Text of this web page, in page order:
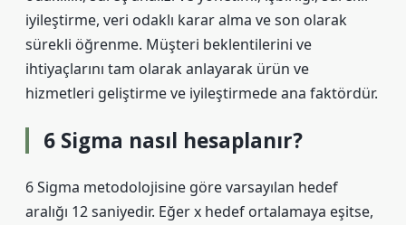
iyileştirme, veri odaklı karar alma ve son olarak
sürekli öğrenme. Müşteri beklentilerini ve
ihtiyaçlarını tam olarak anlayarak ürün ve
hizmetleri geliştirme ve iyileştirmede ana faktördür.
6 Sigma nasıl hesaplanır?
6 Sigma metodolojisine göre varsayılan hedef
aralığı 12 saniyedir. Eğer x hedef ortalamaya eşitse,